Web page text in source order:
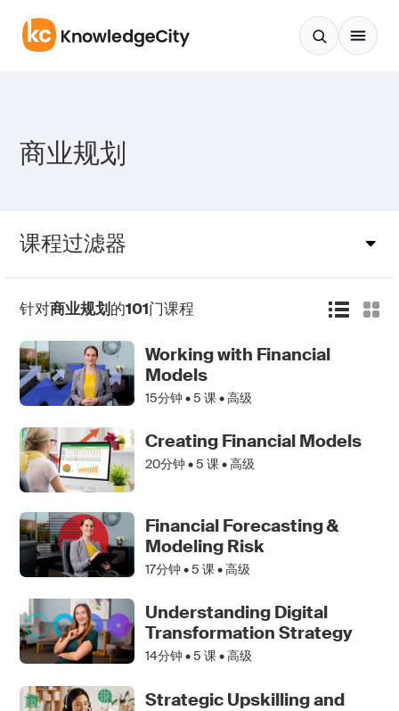
商业规划
课程过滤器
针对商业规划的101门课程
Working with Financial
Models
15分钟 •5 课 • 高级
Creating Financial Models
20分钟 •5 课 • 高级
Financial Forecasting &
Modeling Risk
17分钟 •5 课 • 高级
Understanding Digital
Transformation Strategy
14分钟 •5 课 • 高级
Strategic Upskilling and